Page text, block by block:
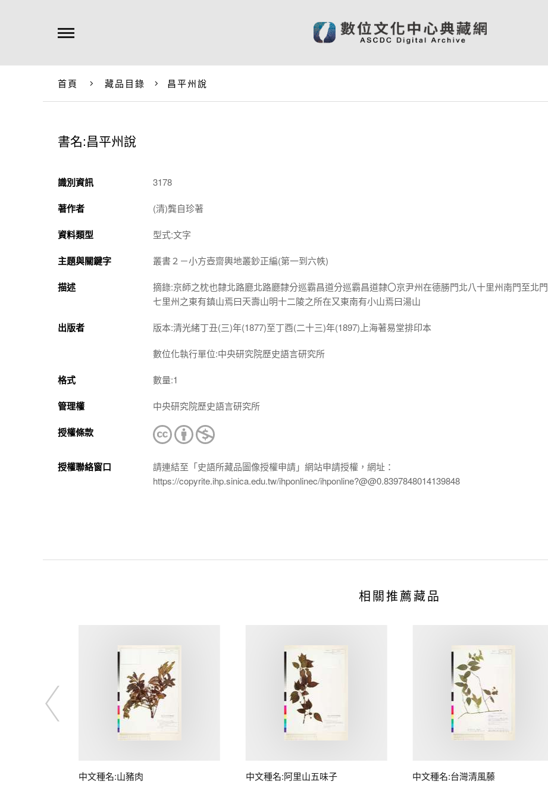
首頁 藏品目錄 昌平州說
書名:昌平州說
識別資訊 3178
著作者 (清)龔自珍著
資料類型 型式:文字
主題與關鍵字 叢書２－小方壺齋輿地叢鈔正編(第一到六帙)
描述
摘錄:京師之枕也隸北路廳北路廳隸分巡霸昌道分巡霸昌道隸〇京尹州在德勝門北八十里州南門至北門
七里州之東有鎮山焉曰天壽山明十二陵之所在又東南有小山焉曰湯山
出版者 版本:清光緒丁丑(三)年(1877)至丁酉(二十三)年(1897)上海著易堂排印本
數位化執行單位:中央研究院歷史語言研究所
格式 數量:1
管理權 中央研究院歷史語言研究所
授權條款
授權聯絡窗口
請連結至「史語所藏品圖像授權申請」網站申請授權，網址：
https://copyrite.ihp.sinica.edu.tw/ihponlinec/ihponline?@@0.8397848014139848
相關推薦藏品
中文種名:山豬肉 中文種名:阿里山五味子 中文種名:台灣清風藤